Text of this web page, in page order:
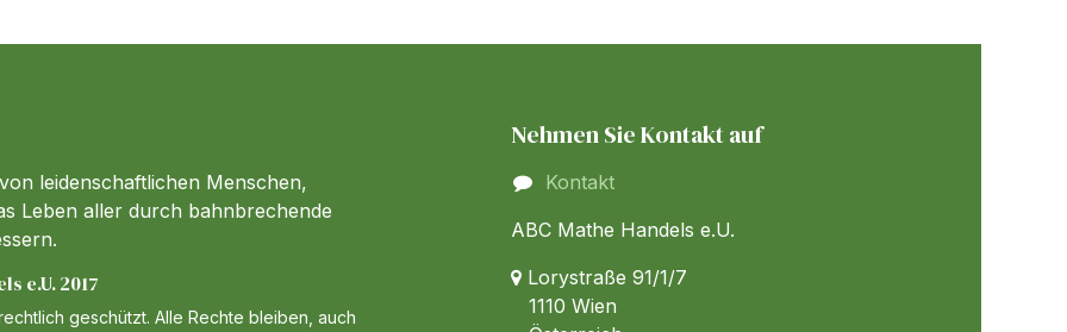
leidenschaftlichen Menschen,
Leben aller durch bahnbrechende
e.U. 2017
geschützt. Alle Rechte bleiben, auch
Nehmen Sie Kontakt auf
Kontakt
ABC Mathe Handels e.U.
Lorystraße 91/1/7
1110 Wien